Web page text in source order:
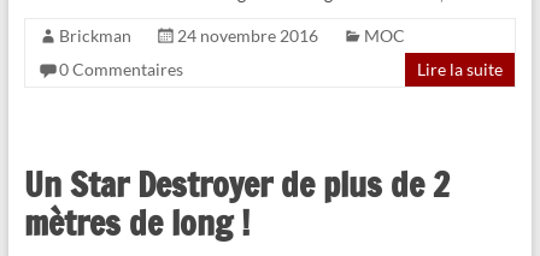
Brickman 24 novembre 2016
MOC
0 Commentaires
Lire la suite
Un Star Destroyer de plus de 2
mètres de long !